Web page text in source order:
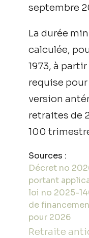
septembre
La durée
calculée,
1973, à
requise
version
retraites de
100
Sources :
Décret no
portant
loi no 2025-
de
pour 2026
Retraite